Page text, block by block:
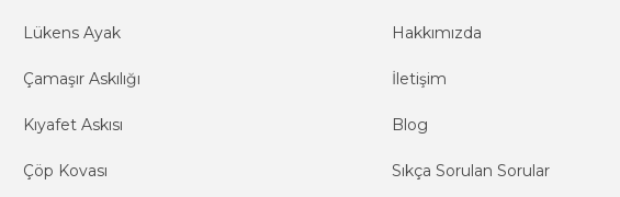
Lükens Ayak
Çamaşır Askılığı
Kıyafet Askısı
Çöp Kovası
Hakkımızda
İletişim
Blog
Sıkça Sorulan Sorular